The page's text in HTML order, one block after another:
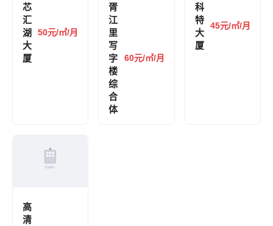
芯
汇
湖
大
厦
50元/㎡/月
胥
江
里
写
字
楼
综
合
体
60元/㎡/月
科
特
大
厦
45元/㎡/月
高
清